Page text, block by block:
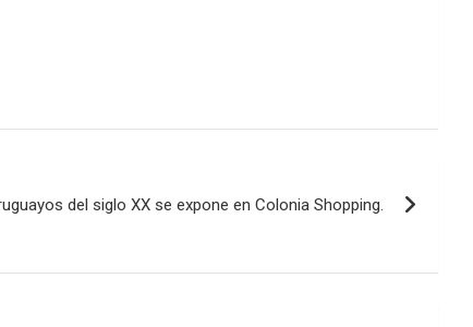
del siglo XX se expone en Colonia Shopping.